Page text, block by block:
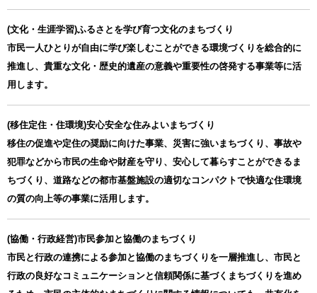
(文化・生涯学習)ふるさとを学び育つ文化のまちづくり
市民一人ひとりが自由に学び楽しむことができる環境づくりを総合的に
推進し、貴重な文化・歴史的遺産の意義や重要性の啓発する事業等に活
用します。
(移住定住・住環境)安心安全な住みよいまちづくり
移住の促進や定住の奨励に向けた事業、災害に強いまちづくり、事故や
犯罪などから市民の生命や財産を守り、安心して暮らすことができるま
ちづくり、道路などの都市基盤施設の適切なコンパクトで快適な住環境
の質の向上等の事業に活用します。
(協働・行政経営)市民参加と協働のまちづくり
市民と行政の連携による参加と協働のまちづくりを一層推進し、市民と
行政の良好なコミュニケーションと信頼関係に基づくまちづくりを進め